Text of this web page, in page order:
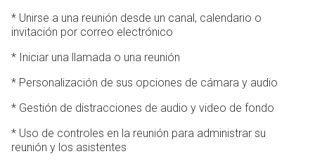
* Unirse a una reunión desde un canal, calendario o
invitación por correo electrónico
* Iniciar una llamada o una reunión
* Personalización de sus opciones de cámara y audio
* Gestión de distracciones de audio y video de fondo
* Uso de controles en la reunión para administrar su
reunión y los asistentes